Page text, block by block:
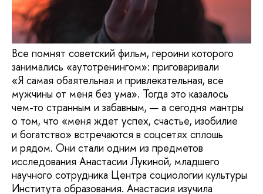
Все помнят советский фильм, героини которого
занимались «аутотренингом»: приговаривали
«Я самая обаятельная и привлекательная, все
мужчины от меня без ума». Тогда это казалось
чем-то странным и забавным, — а сегодня мантры
о том, что «меня ждет успех, счастье, изобилие
и богатство» встречаются в соцсетях сплошь
и рядом. Они стали одним из предметов
исследования Анастасии Лукиной, младшего
научного сотрудника Центра социологии культуры
Института образования. Анастасия изучила